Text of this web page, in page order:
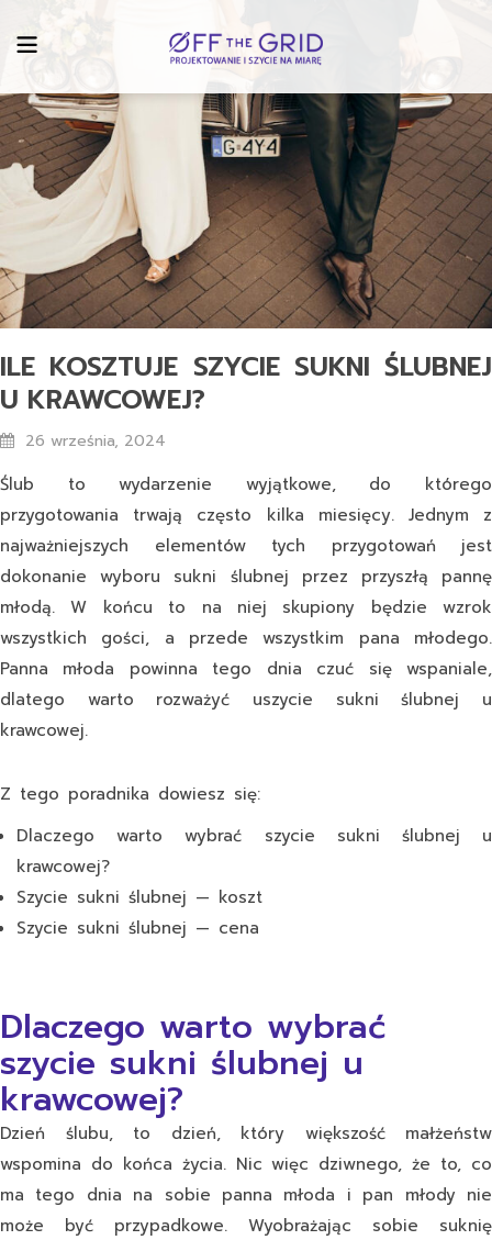
ILE KOSZTUJE SZYCIE SUKNI ŚLUBNEJ
U KRAWCOWEJ?
26 września, 2024
Ślub to wydarzenie wyjątkowe, do którego
przygotowania trwają często kilka miesięcy. Jednym z
najważniejszych elementów tych przygotowań jest
dokonanie wyboru sukni ślubnej przez przyszłą pannę
młodą. W końcu to na niej skupiony będzie wzrok
wszystkich gości, a przede wszystkim pana młodego.
Panna młoda powinna tego dnia czuć się wspaniale,
dlatego warto rozważyć uszycie sukni ślubnej u
krawcowej.
Z tego poradnika dowiesz się:
Dlaczego warto wybrać szycie sukni ślubnej u
krawcowej?
Szycie sukni ślubnej — koszt
Szycie sukni ślubnej — cena
Dlaczego warto wybrać
szycie sukni ślubnej u
krawcowej?
Dzień ślubu, to dzień, który większość małżeństw
wspomina do końca życia. Nic więc dziwnego, że to, co
ma tego dnia na sobie panna młoda i pan młody nie
może być przypadkowe. Wyobrażając sobie suknię